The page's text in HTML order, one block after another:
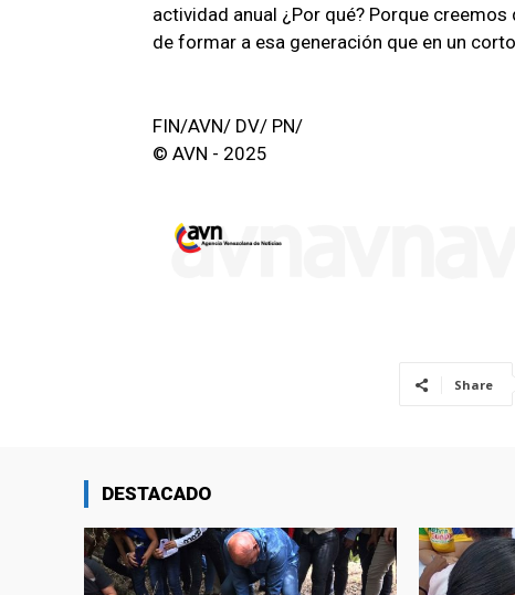
actividad anual ¿Por qué? Porque
de formar a esa generación que en un
FIN/AVN/ DV/ PN/
© AVN - 2025
Share
DESTACADO